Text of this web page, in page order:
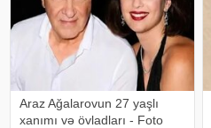
Araz Ağalarovun 27 yaşlı
xanımı və övladları - Foto